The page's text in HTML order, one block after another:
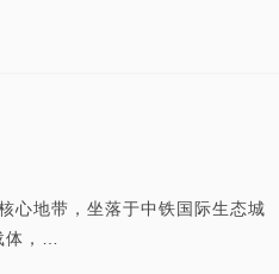
心地带，坐落于中铁国际生态城
体，…